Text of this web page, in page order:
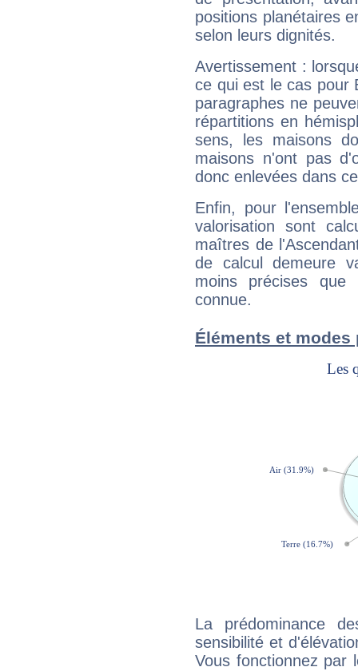
positions planétaires
selon leurs dignités.
Avertissement :
ce qui est le cas pour
paragraphes ne
répartitions en
sens, les maisons
maisons n'ont pas
donc enlevées dans
Enfin, pour
valorisation sont
maîtres de
de calcul demeure
moins précises que
connue.
Éléments et modes
La prédominance
sensibilité et
Vous fonctionnez